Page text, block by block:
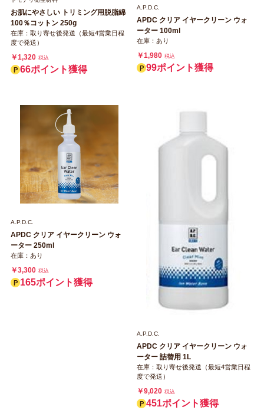
お肌にやさしい トリミング用脱脂綿
100％コットン 250g
在庫：取り寄せ後発送（最短4営業日程
度で発送）
￥1,320 税込
66ポイント獲得
A.P.D.C.
APDC クリア イヤークリーン ウォ
ーター 100ml
在庫：あり
￥1,980 税込
99ポイント獲得
A.P.D.C.
APDC クリア イヤークリーン ウォ
ーター 250ml
在庫：あり
￥3,300 税込
165ポイント獲得
A.P.D.C.
APDC クリア イヤークリーン ウォ
ーター 詰替用 1L
在庫：取り寄せ後発送（最短4営業日程
度で発送）
￥9,020 税込
451ポイント獲得